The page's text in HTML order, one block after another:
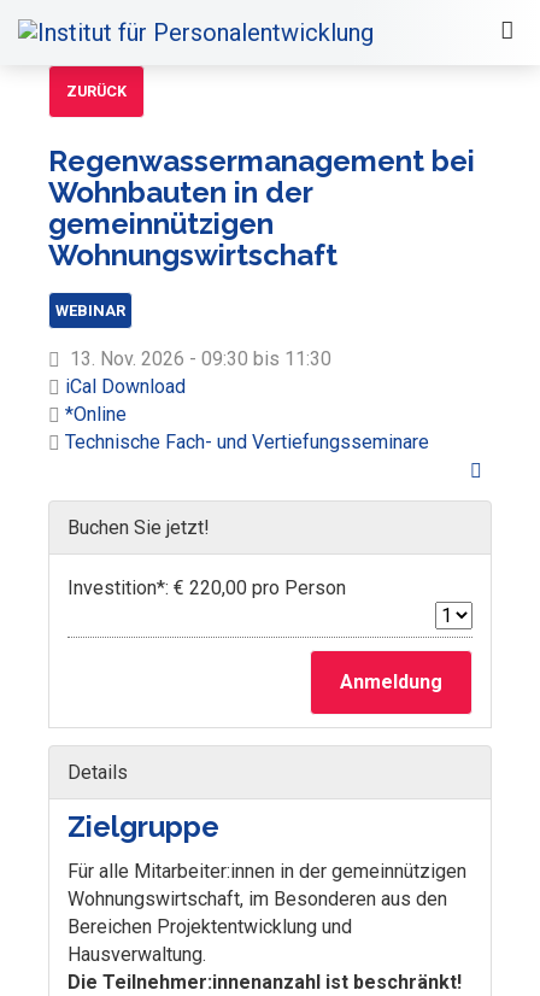
ZURÜCK
Regenwassermanagement bei
Wohnbauten in der
gemeinnützigen
Wohnungswirtschaft
WEBINAR
13. Nov. 2026 - 09:30 bis 11:30
iCal Download
*Online
Technische Fach- und Vertiefungsseminare
Buchen Sie jetzt!
Investition*: € 220,00 pro Person
Anmeldung
Details
Zielgruppe
Für alle Mitarbeiter:innen in der gemeinnützigen
Wohnungswirtschaft, im Besonderen aus den
Bereichen Projektentwicklung und
Hausverwaltung.
Die Teilnehmer:innenanzahl ist beschränkt!